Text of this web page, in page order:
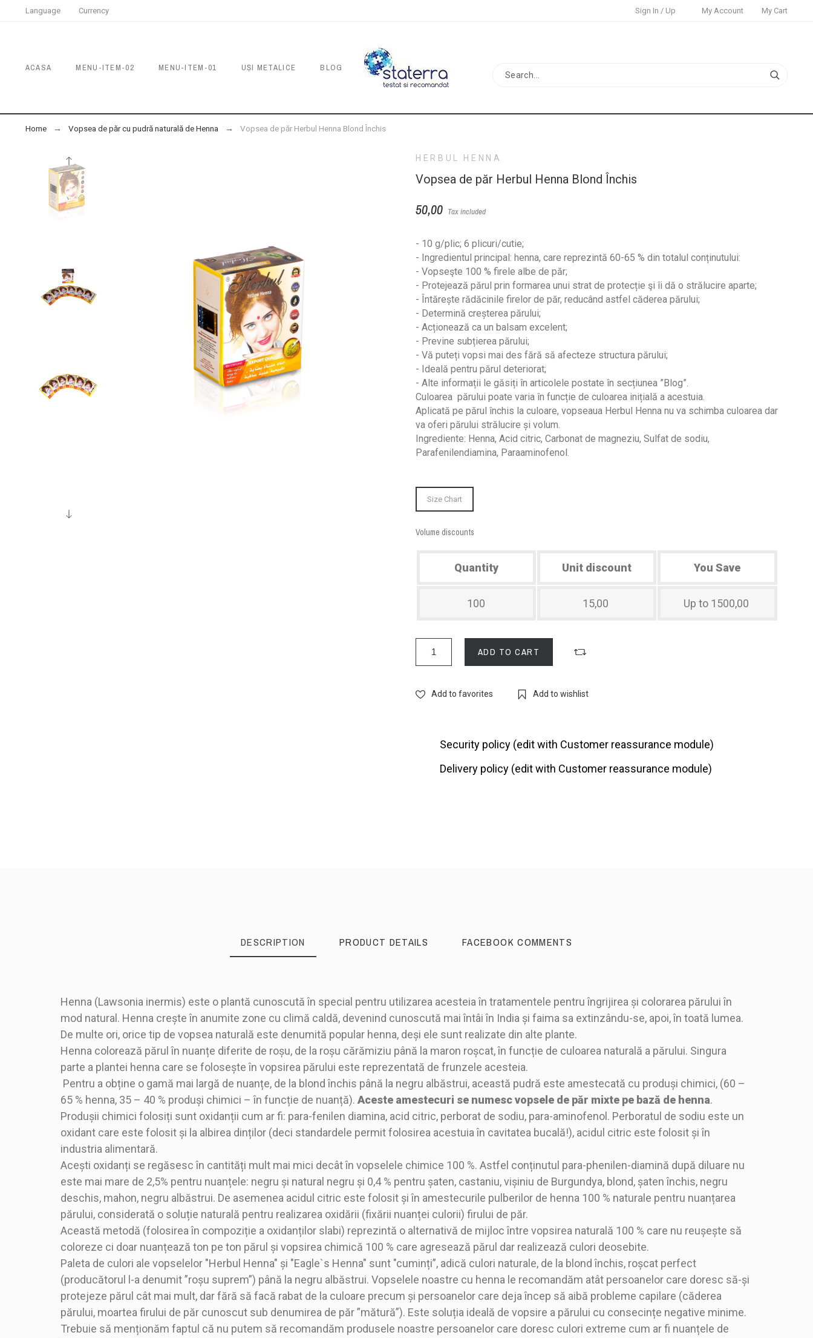
Language Currency Sign In / Up My Account My Cart
ACASA MENU-ITEM-02 MENU-ITEM-01 UȘI METALICE BLOG
Home Vopsea de păr cu pudră naturală de Henna Vopsea de păr Herbul Henna Blond Închis
HERBUL HENNA
Vopsea de păr Herbul Henna Blond Închis
50,00 Tax included
- 10 g/plic; 6 plicuri/cutie;
- Ingredientul principal: henna, care reprezintă 60-65 % din totalul conținutului:
- Vopseşte 100 % firele albe de păr;
- Protejează părul prin formarea unui strat de protecție şi îi dă o strălucire aparte;
- Întărește rădăcinile firelor de păr, reducând astfel căderea părului;
- Determină creșterea părului;
- Acționează ca un balsam excelent;
- Previne subțierea părului;
- Vă puteți vopsi mai des fără să afecteze structura părului;
- Ideală pentru părul deteriorat;
- Alte informații le găsiți în articolele postate în secțiunea ”Blog”.
Culoarea părului poate varia în funcție de culoarea inițială a acestuia.
Aplicată pe părul închis la culoare, vopseaua Herbul Henna nu va schimba culoarea dar
va oferi părului strălucire și volum.
Ingrediente: Henna, Acid citric, Carbonat de magneziu, Sulfat de sodiu,
Parafenilendiamina, Paraaminofenol.
Size Chart
Volume discounts
Quantity Unit discount You Save
100 15,00 Up to 1500,00
ADD TO CART
Add to favorites Add to wishlist
Security policy (edit with Customer reassurance module)
Delivery policy (edit with Customer reassurance module)
DESCRIPTION PRODUCT DETAILS FACEBOOK COMMENTS
Henna (Lawsonia inermis) este o plantă cunoscută în special pentru utilizarea acesteia în tratamentele pentru îngrijirea și colorarea părului în
mod natural. Henna crește în anumite zone cu climă caldă, devenind cunoscută mai întâi în India și faima sa extinzându-se, apoi, în toată lumea.
De multe ori, orice tip de vopsea naturală este denumită popular henna, deși ele sunt realizate din alte plante.
Henna colorează părul în nuanțe diferite de roșu, de la roșu cărămiziu până la maron roșcat, în funcție de culoarea naturală a părului. Singura
parte a plantei henna care se folosește în vopsirea părului este reprezentată de frunzele acesteia.
Pentru a obține o gamă mai largă de nuanțe, de la blond închis până la negru albăstrui, această pudră este amestecată cu produși chimici, (60 –
65 % henna, 35 – 40 % produși chimici – în funcție de nuanță). Aceste amestecuri se numesc vopsele de păr mixte pe bază de henna.
Produșii chimici folosiți sunt oxidanții cum ar fi: para-fenilen diamina, acid citric, perborat de sodiu, para-aminofenol. Perboratul de sodiu este un
oxidant care este folosit și la albirea dinților (deci standardele permit folosirea acestuia în cavitatea bucală!), acidul citric este folosit și în
industria alimentară.
Acești oxidanți se regăsesc în cantități mult mai mici decât în vopselele chimice 100 %. Astfel conținutul para-phenilen-diamină după diluare nu
este mai mare de 2,5% pentru nuanțele: negru și natural negru și 0,4 % pentru șaten, castaniu, vișiniu de Burgundya, blond, șaten închis, negru
deschis, mahon, negru albăstrui. De asemenea acidul citric este folosit și în amestecurile pulberilor de henna 100 % naturale pentru nuanțarea
părului, considerată o soluție naturală pentru realizarea oxidării (fixării nuanței culorii) firului de păr.
Această metodă (folosirea în compoziție a oxidanților slabi) reprezintă o alternativă de mijloc între vopsirea naturală 100 % care nu reușește să
coloreze ci doar nuanțează ton pe ton părul și vopsirea chimică 100 % care agresează părul dar realizează culori deosebite.
Paleta de culori ale vopselelor "Herbul Henna" și "Eagle`s Henna" sunt "cuminți”, adică culori naturale, de la blond închis, roșcat perfect
(producătorul l-a denumit ”roșu suprem”) până la negru albăstrui. Vopselele noastre cu henna le recomandăm atât persoanelor care doresc să-și
protejeze părul cât mai mult, dar fără să facă rabat de la culoare precum și persoanelor care deja încep să aibă probleme capilare (căderea
părului, moartea firului de păr cunoscut sub denumirea de păr ”mătură”). Este soluția ideală de vopsire a părului cu consecințe negative minime.
Trebuie să menționăm faptul că nu putem să recomandăm produsele noastre persoanelor care doresc culori extreme cum ar fi nuanțele de
Greutate 10 g/plic; 60 g/cutie (1 cutie conține 6 plicuri)
Material Pudră